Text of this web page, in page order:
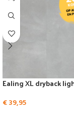
Ealing XL dryback
€39,95